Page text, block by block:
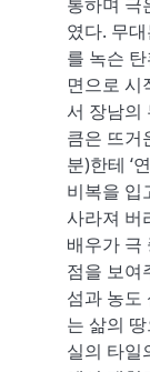
였다. 무
를 녹슨
면으로 시
서 장남의
큼은 뜨거
분)한테 ‘
비복을 입
사라져 버
배우가 극
점을 보여
섬과 농도
는 삶의
실의 타일